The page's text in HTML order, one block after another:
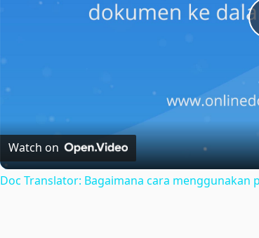
Watch on
Doc Translator: Bagaimana cara menggunakan